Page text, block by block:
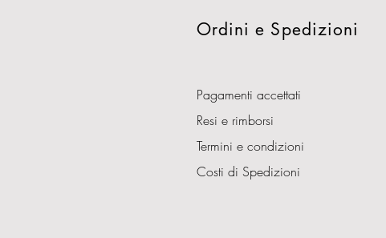
Ordini e Spedizioni
Pagamenti accettati
Resi e rimborsi
Termini e condizioni
Costi di Spedizioni